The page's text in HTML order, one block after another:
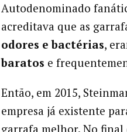
Autodenominado
acreditava que as
odores e bactérias,
baratos e
Então, em 2015,
empresa já existente
garrafa melhor. No final